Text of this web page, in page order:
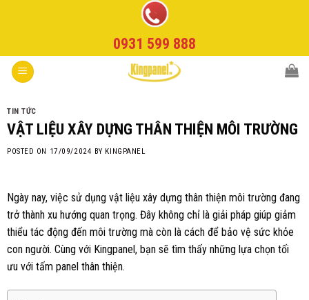
0931 599 888
TIN TỨC
VẬT LIỆU XÂY DỰNG THÂN THIỆN MÔI TRƯỜNG
POSTED ON 17/09/2024 BY KINGPANEL
Ngày nay, việc sử dụng vật liệu xây dựng thân thiện môi trường đang
trở thành xu hướng quan trọng. Đây không chỉ là giải pháp giúp giảm
thiểu tác động đến môi trường mà còn là cách để bảo vệ sức khỏe
con người. Cùng với Kingpanel, bạn sẽ tìm thấy những lựa chọn tối
ưu với tấm panel thân thiện.